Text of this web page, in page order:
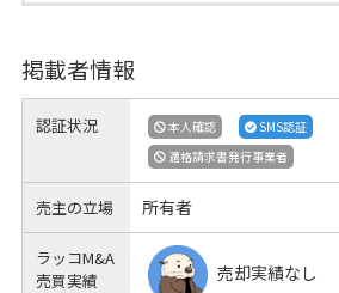
掲載者情報
認証状況 本人確認
SMS認証
適格請求書発行事業者
売主の立場 所有者
ラッコM&A
売買実績
売却実績なし